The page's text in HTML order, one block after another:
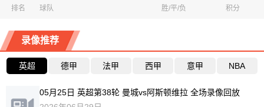
排名 球队 胜/平/负 积分
录像推荐
英超 德甲 法甲 西甲 意甲 NBA
05月25日 英超第38轮 曼城vs阿斯顿维拉 全场录像回放